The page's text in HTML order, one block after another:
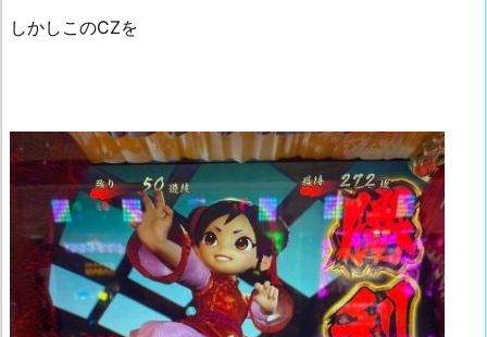
しかしこのCZを